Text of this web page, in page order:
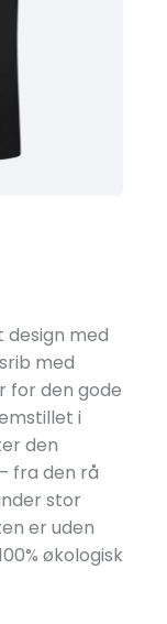
design med
med
for den gode
i
den
fra den rå
stor
er uden
økologisk